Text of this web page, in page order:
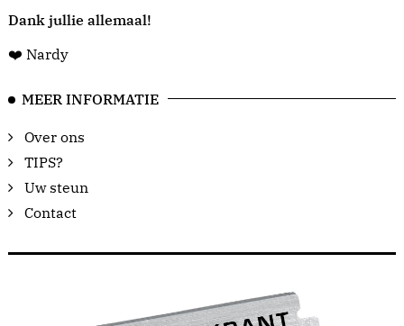
Dank jullie allemaal!
❤️ Nardy
MEER INFORMATIE
Over ons
TIPS?
Uw steun
Contact